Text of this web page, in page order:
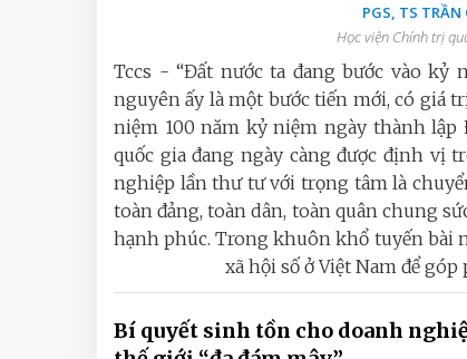
PGS, TS
Học viện Chính trị
Tccs - “Đất nước ta đang bước vào kỷ
nguyên ấy là một bước tiến mới, có giá
niệm 100 năm kỷ niệm ngày thành lập
quốc gia đang ngày càng được định vị
nghiệp lần thư tư với trọng tâm là
toàn đảng, toàn dân, toàn quân chung
hạnh phúc. Trong khuôn khổ tuyến bài
xã hội số ở Việt Nam để
Bí quyết sinh tồn cho doanh